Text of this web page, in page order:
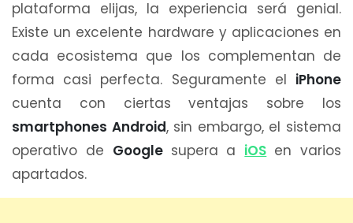
plataforma elijas, la experiencia será genial.
Existe un excelente hardware y aplicaciones en
cada ecosistema que los complementan de
forma casi perfecta. Seguramente el iPhone
cuenta con ciertas ventajas sobre los
smartphones Android, sin embargo, el sistema
operativo de Google supera a iOS en varios
apartados.